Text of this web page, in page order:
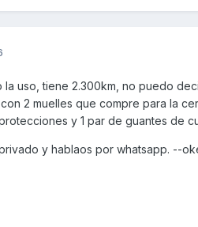
uso, tiene 2.300km, no puedo
2 muelles que compre para la
y 1 par de guantes de
y hablaos por whatsapp. --